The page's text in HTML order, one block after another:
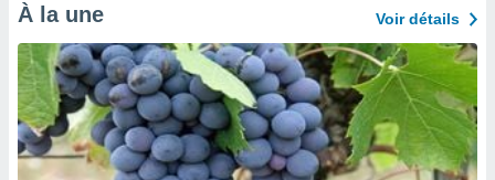
À la une Voir détails